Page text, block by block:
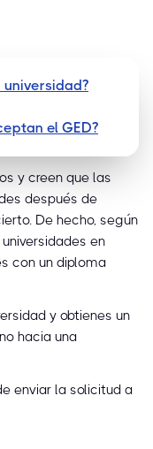
universidad?
el GED?
y creen que las
después de
De hecho, según
en
con un diploma
y obtienes un
hacia una
enviar la solicitud a